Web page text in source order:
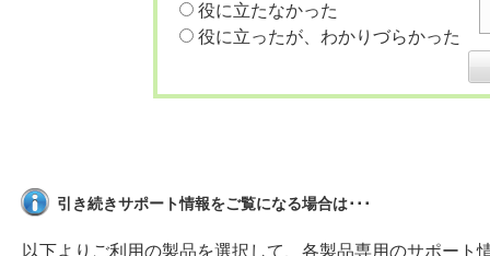
役に立たなかった
役に立ったが、わかりづらかった
引き続きサポート情報をご覧になる場合は･･･
以下よりご利用の製品を選択して、各製品専用のサポート